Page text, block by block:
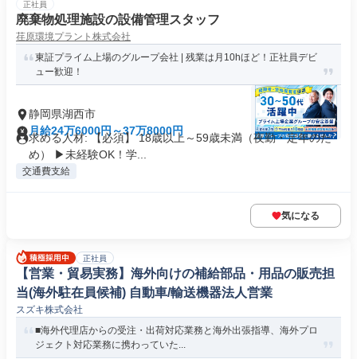
正社員
廃棄物処理施設の設備管理スタッフ
荏原環境プラント株式会社
東証プライム上場のグループ会社 | 残業は月10hほど！正社員デビ
ュー歓迎！
静岡県湖西市
月給24万6000円～37万8000円
求める人材: 【必須】 18歳以上～59歳未満（夜勤・定年のた
め） ▶未経験OK！学...
交通費支給
気になる
正社員
【営業・貿易実務】海外向けの補給部品・用品の販売担
当(海外駐在員候補) 自動車/輸送機器法人営業
スズキ株式会社
■海外代理店からの受注・出荷対応業務と海外出張指導、海外プロ
ジェクト対応業務に携わっていた...